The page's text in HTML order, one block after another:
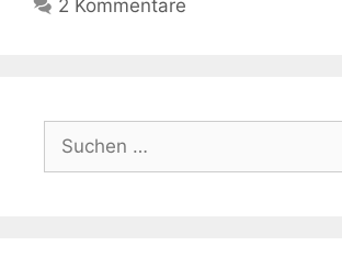
2 Kommentare
nach: